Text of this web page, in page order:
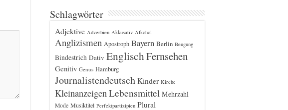
Schlagwörter
Adjektive Adverbien Akkusativ Alkohol
Anglizismen Apostroph Bayern Berlin Beugung
Bindestrich Dativ EnglischFernsehen
Genitiv Genus Hamburg
Journalistendeutsch Kinder Kirche
Kleinanzeigen Lebensmittel Mehrzahl
Mode Musiktitel Perfektpartizipien Plural